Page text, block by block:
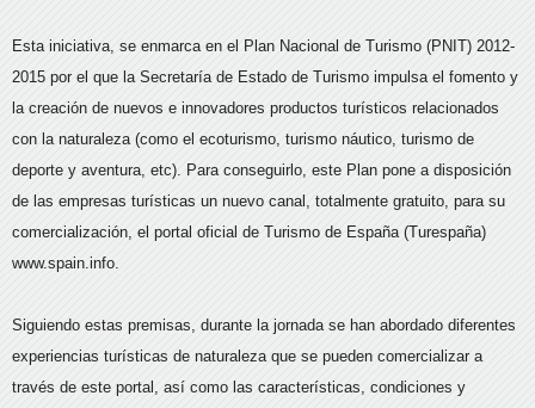
Esta iniciativa, se enmarca en el Plan Nacional de Turismo (PNIT) 2012-
2015 por el que la Secretaría de Estado de Turismo impulsa el fomento y
la creación de nuevos e innovadores productos turísticos relacionados
con la naturaleza (como el ecoturismo, turismo náutico, turismo de
deporte y aventura, etc). Para conseguirlo, este Plan pone a disposición
de las empresas turísticas un nuevo canal, totalmente gratuito, para su
comercialización, el portal oficial de Turismo de España (Turespaña)
www.spain.info.
Siguiendo estas premisas, durante la jornada se han abordado diferentes
experiencias turísticas de naturaleza que se pueden comercializar a
través de este portal, así como las características, condiciones y